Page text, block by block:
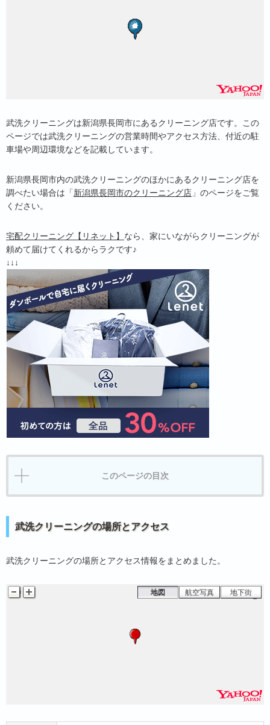
武洗クリーニングは新潟県長岡市にあるクリーニング店です。この
ページでは武洗クリーニングの営業時間やアクセス方法、付近の駐
車場や周辺環境などを記載しています。
新潟県長岡市内の武洗クリーニングのほかにあるクリーニング店を
調べたい場合は「新潟県長岡市のクリーニング店 」のページをご覧
ください。
宅配クリーニング【リネット】 なら、家にいながらクリーニングが
頼めて届けてくれるからラクです♪
↓↓↓
このページの目次
武洗クリーニングの場所とアクセス
武洗クリーニングの場所とアクセス情報をまとめました。
地図 航空写真 地下街